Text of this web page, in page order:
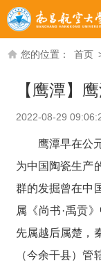
您的位置： 首页
【鹰潭】
2022-08-29
鹰潭早在公
为中国陶瓷生产
群的发掘曾在中
属《尚书·禹贡
先属越后属楚，
（今余干县）